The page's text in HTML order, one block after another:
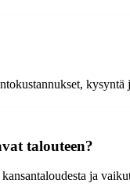
talouteen?
ja